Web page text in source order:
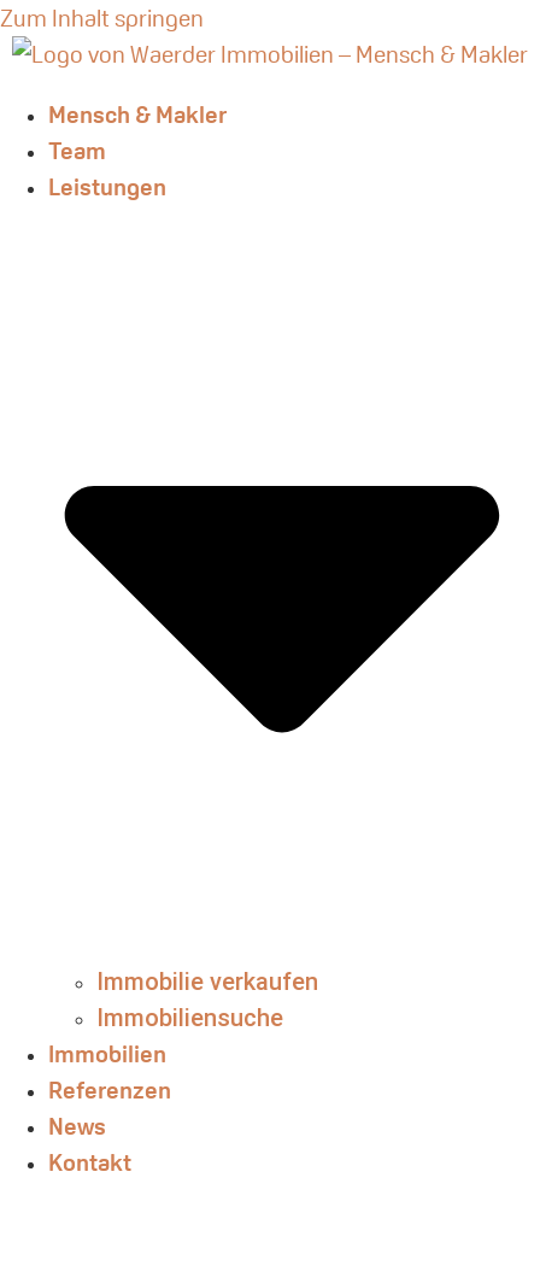
Zum Inhalt springen
Mensch & Makler
Team
Leistungen
Immobilie verkaufen
Immobiliensuche
Immobilien
Referenzen
News
Kontakt